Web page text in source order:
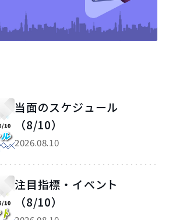
当面のスケジュール
（8/10）
2026.08.10
注目指標・イベント
（8/10）